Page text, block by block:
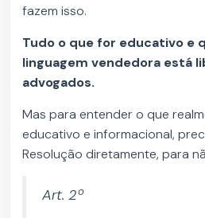
fazem isso.
Tudo o que for educativo e
linguagem vendedora está
advogados.
Mas para entender o que
educativo e informacional,
Resolução diretamente, para
Art. 2º